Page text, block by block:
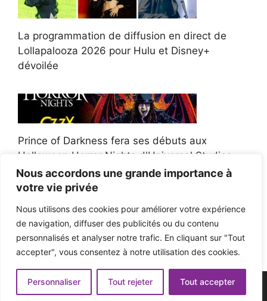
Nous accordons une grande importance à
votre vie privée
Nous utilisons des cookies pour améliorer votre expérience
de navigation, diffuser des publicités ou du contenu
personnalisés et analyser notre trafic. En cliquant sur "Tout
accepter", vous consentez à notre utilisation des cookies.
Personnaliser Tout rejeter Tout accepter
La programmation de diffusion en direct de
Lollapalooza 2026 pour Hulu et Disney+
dévoilée
Prince of Darkness fera ses débuts aux
Halloween Horror Nights d'Universal Studios
Afroman poursuit un policier de l'Ohio après la
victoire du jury en diffamation
© 2026 - Pop'n Music -